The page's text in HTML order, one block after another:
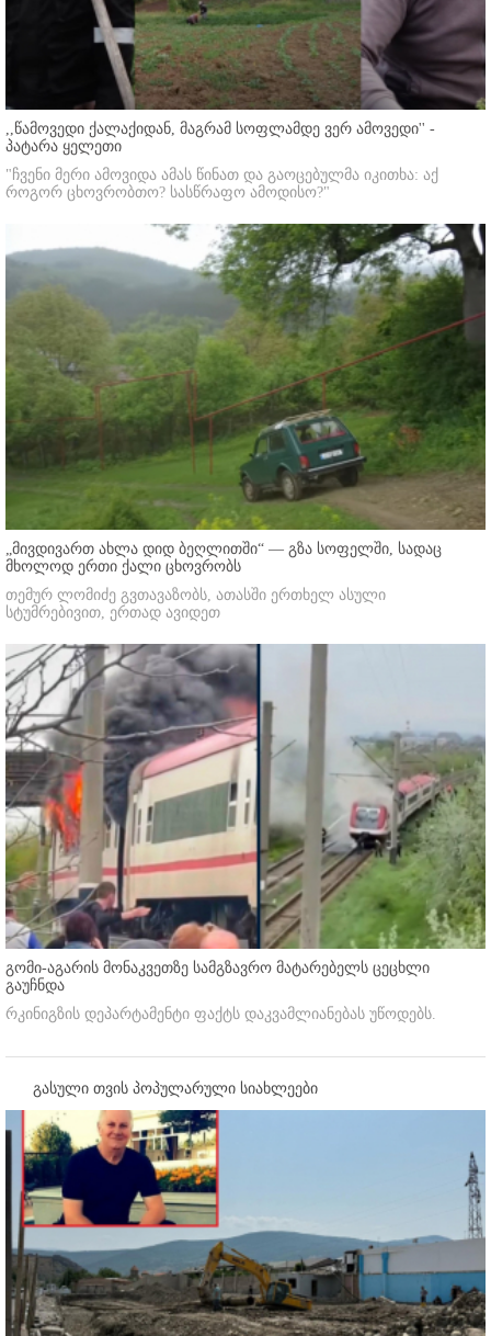
,,წამოვედი ქალაქიდან, მაგრამ სოფლამდე ვერ ამოვედი'' -
პატარა ყელეთი
"ჩვენი მერი ამოვიდა ამას წინათ და გაოცებულმა იკითხა: აქ
როგორ ცხოვრობთო? სასწრაფო ამოდისო?"
„მივდივართ ახლა დიდ ბეღლითში“ — გზა სოფელში, სადაც
მხოლოდ ერთი ქალი ცხოვრობს
თემურ ლომიძე გვთავაზობს, ათასში ერთხელ ასული
სტუმრებივით, ერთად ავიდეთ
გომი-აგარის მონაკვეთზე სამგზავრო მატარებელს ცეცხლი
გაუჩნდა
რკინიგზის დეპარტამენტი ფაქტს დაკვამლიანებას უწოდებს.
გასული თვის პოპულარული სიახლეები